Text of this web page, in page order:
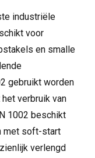
industriële
voor
en smalle
gebruikt worden
verbruik van
1002 beschikt
met soft-start
verlengd